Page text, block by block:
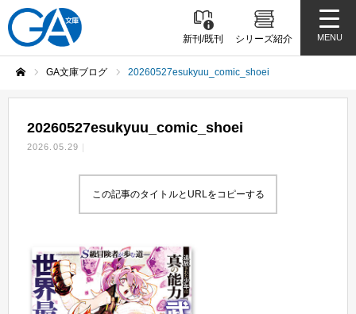
新刊/既刊 シリーズ紹介 MENU
GA文庫ブログ 20260527esukyuu_comic_shoei
20260527esukyuu_comic_shoei
2026.05.29
この記事のタイトルとURLをコピーする